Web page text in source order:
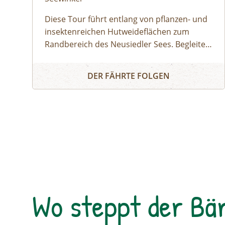
Diese Tour führt entlang von pflanzen- und
insektenreichen Hutweideflächen zum
Randbereich des Neusiedler Sees. Begleite
Teilgebiete des Nationalparks. Je nach
Wasserstand entdeckst du im schlammigen
Abschluss der Tour wartet ein Blick in eine
für den Menschen unzugängliche
Naturzone. Von einem ehemaligen
Sandeck: Ein Blick in die Naturzone - Fahrradtour
DER FÄHRTE FOLGEN
Wo steppt der